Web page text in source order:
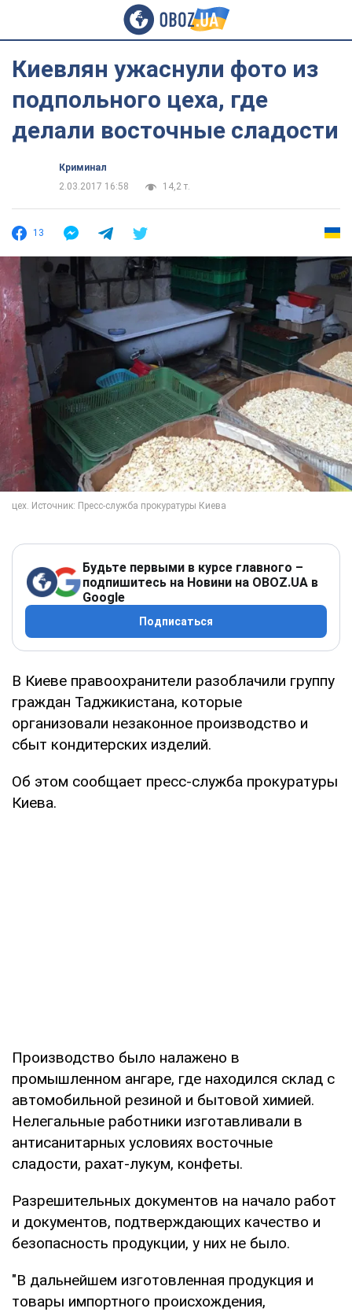
Киевлян ужаснули фото из
подпольного цеха, где
делали восточные сладости
Криминал
2.03.2017 16:58
14,2 т.
13
Будьте первыми в курсе главного –
подпишитесь на Новини на OBOZ.UA в
Google
Подписаться
В Киеве правоохранители разоблачили группу
граждан Таджикистана, которые
организовали незаконное производство и
сбыт кондитерских изделий.
Об этом сообщает пресс-служба прокуратуры
Киева.
Производство было налажено в
промышленном ангаре, где находился склад с
автомобильной резиной и бытовой химией.
Нелегальные работники изготавливали в
антисанитарных условиях восточные
сладости, рахат-лукум, конфеты.
Разрешительных документов на начало работ
и документов, подтверждающих качество и
безопасность продукции, у них не было.
"В дальнейшем изготовленная продукция и
товары импортного происхождения,